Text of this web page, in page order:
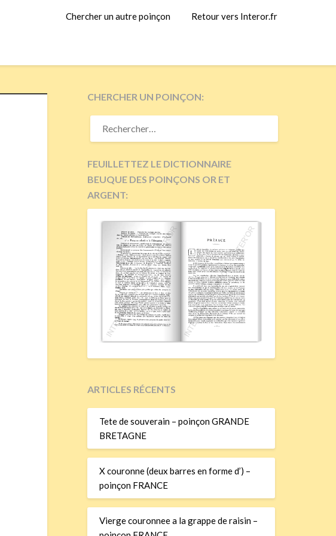
Chercher un autre poinçon Retour vers Interor.fr
CHERCHER UN POINÇON:
RECHERCHER :
FEUILLETTEZ LE DICTIONNAIRE
BEUQUE DES POINÇONS OR ET
ARGENT:
ARTICLES RÉCENTS
Tete de souverain – poinçon GRANDE
BRETAGNE
X couronne (deux barres en forme d’) –
poinçon FRANCE
Vierge couronnee a la grappe de raisin –